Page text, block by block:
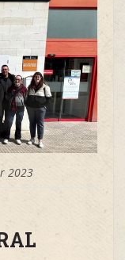
2023